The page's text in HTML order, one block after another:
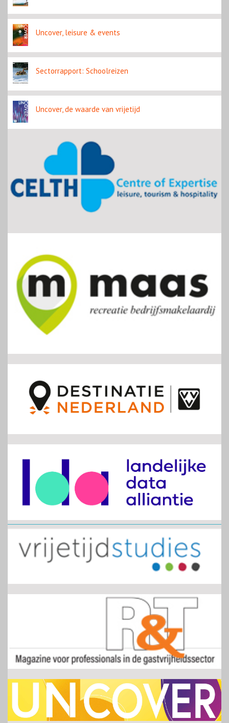
Uncover, leisure & events
Sectorrapport: Schoolreizen
Uncover, de waarde van vrijetijd